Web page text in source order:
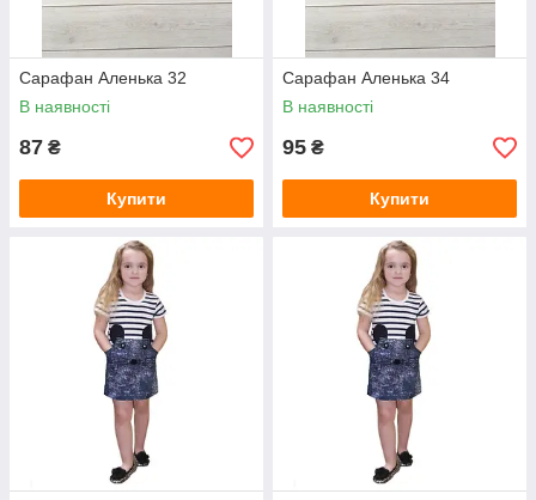
Сарафан Аленька 32
В наявності
87 ₴
Купити
Сарафан Аленька 34
В наявності
95 ₴
Купити